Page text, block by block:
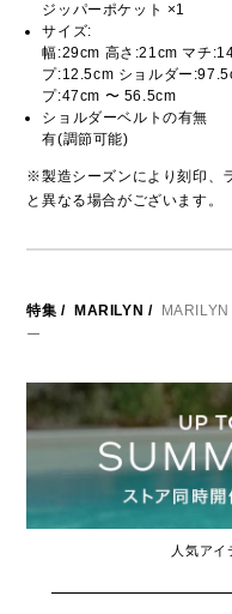
ジッパーポケット ×1
サイズ:
幅:29cm 高さ:21cm マチ
プ:12.5cm ショルダー
プ:47cm 〜 56.5cm
ショルダーベルトの有無
有(調節可能)
※製造シーズンにより刻印、
と異なる場合がございます。
特集 / MARILYN /
ー
人気ア